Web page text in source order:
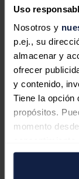
Uso
Nosotros y
p.ej., su
almacenar y
ofrecer
y contenido,
Tiene la opción
propósitos.
momento
Si lo permite,
Sol
06/05/2025
En
siendo la
capacidad.
Al
excedentes
intermediar